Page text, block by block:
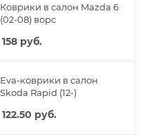
Коврики в салон Mazda 6
(02-08) ворс
158 руб.
Eva-коврики в салон
Skoda Rapid (12-)
122.50 руб.